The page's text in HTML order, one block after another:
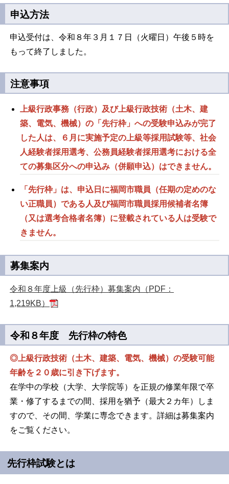
申込方法
申込受付は、令和８年３月１７日（火曜日）午後５時を
もって終了しました。
注意事項
上級行政事務（行政）及び上級行政技術（土木、建
築、電気、機械）の「先行枠」への受験申込みが完了
した人は、６月に実施予定の上級等採用試験等、社会
人経験者採用選考、公務員経験者採用選考における全
ての募集区分への申込み（併願申込）はできません。
「先行枠」は、申込日に福岡市職員（任期の定めのな
い正職員）である人及び福岡市職員採用候補者名簿
（又は選考合格者名簿）に登載されている人は受験で
きません。
募集案内
令和８年度上級（先行枠）募集案内（PDF：
1,219KB）
令和８年度 先行枠の特色
◎上級行政技術（土木、建築、電気、機械）の受験可能
年齢を２０歳に引き下げます。
在学中の学校（大学、大学院等）を正規の修業年限で卒
業・修了するまでの間、採用を猶予（最大２カ年）しま
すので、その間、学業に専念できます。詳細は募集案内
をご覧ください。
先行枠試験とは